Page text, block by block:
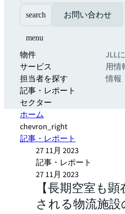
search お問い合わせ
menu
物件
サービス
担当者を探す
記事・レポート
セクター
JLL
用情
情報
ホーム
chevron_right
記事・レポート
27 11月 2023
記事・レポート
27 11月 2023
【長期空室も
される物流施